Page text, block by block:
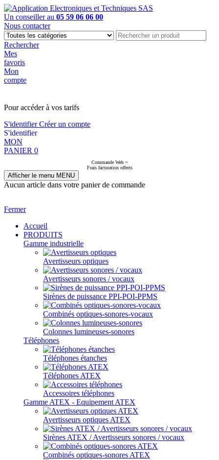
Un conseiller au 05 59 06 06 00
Nous contacter
Rechercher
Mes
favoris
Mon
compte
Pour accéder à vos tarifs
S'identifierCréer un compte
S'identifier
MON
PANIER 0
Commande Web =
Frais facturation offerts
Afficher le menu MENU
Aucun article dans votre panier de commande
Fermer
Accueil
PRODUITS
Gamme industrielle
Avertisseurs optiques
Avertisseurs sonores / vocaux
Sirènes de puissance PPI-POI-PPMS
Combinés optiques-sonores-vocaux
Colonnes lumineuses-sonores
Téléphones
Téléphones étanches
Téléphones ATEX
Accessoires téléphones
Gamme ATEX - Equipement ATEX
Avertisseurs optiques ATEX
Sirènes ATEX / Avertisseurs sonores / vocaux
Combinés optiques-sonores ATEX